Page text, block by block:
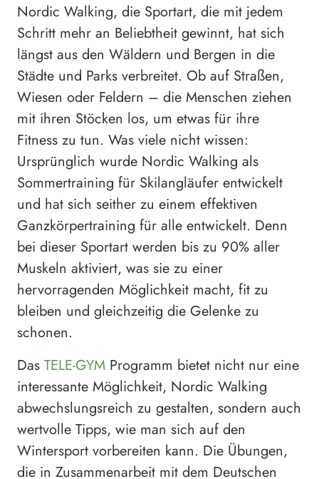
Nordic Walking, die Sportart, die mit jedem
Schritt mehr an Beliebtheit gewinnt, hat sich
längst aus den Wäldern und Bergen in die
Städte und Parks verbreitet. Ob auf Straßen,
Wiesen oder Feldern – die Menschen ziehen
mit ihren Stöcken los, um etwas für ihre
Fitness zu tun. Was viele nicht wissen:
Ursprünglich wurde Nordic Walking als
Sommertraining für Skilangläufer entwickelt
und hat sich seither zu einem effektiven
Ganzkörpertraining für alle entwickelt. Denn
bei dieser Sportart werden bis zu 90% aller
Muskeln aktiviert, was sie zu einer
hervorragenden Möglichkeit macht, fit zu
bleiben und gleichzeitig die Gelenke zu
schonen.
Das TELE-GYM Programm bietet nicht nur eine
interessante Möglichkeit, Nordic Walking
abwechslungsreich zu gestalten, sondern auch
wertvolle Tipps, wie man sich auf den
Wintersport vorbereiten kann. Die Übungen,
die in Zusammenarbeit mit dem Deutschen